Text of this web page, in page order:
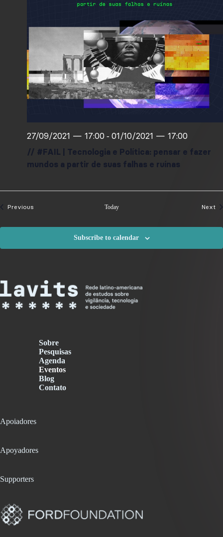
// #FAIL | Tecnologia e Política: pensar e fazer
mundos a partir de suas falhas e ruínas
27/09/2021 — 17:00 - 01/10/2021 — 17:00
Previous Today Next
Subscribe to calendar
Sobre
Pesquisas
Agenda
Eventos
Blog
Contato
Apoiadores
Apoyadores
Supporters